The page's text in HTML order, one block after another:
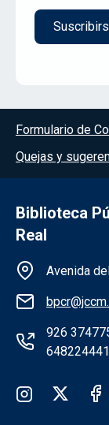
Menú del
Formulario de
Quejas y
Biblioteca
Real
Avenida
926
648224441
Redes